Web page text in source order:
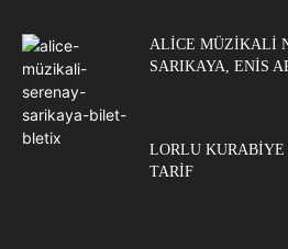
ALICE MÜZIKALI
SARIKAYA, ENIS
LORLU
TARIF